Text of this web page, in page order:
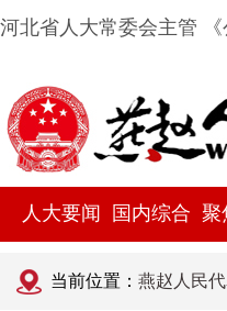
河北省人大常委会主管
人大要闻 国内综合 聚
当前位置： 燕赵人民